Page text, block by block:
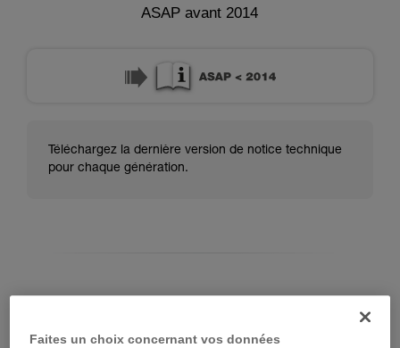
ASAP avant 2014
Téléchargez la dernière version de notice technique
pour chaque génération.
Faites un choix concernant vos données